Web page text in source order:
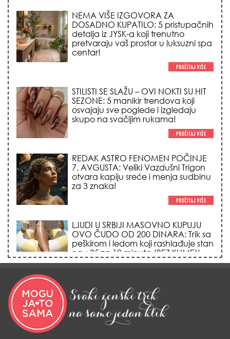
NEMA VIŠE IZGOVORA ZA
DOSADNO KUPATILO: 5 pristupačnih
detalja iz JYSK-a koji trenutno
pretvaraju vaš prostor u luksuzni spa
centar!
STILISTI SE SLAŽU – OVI NOKTI SU HIT
SEZONE: 5 manikir trendova koji
osvajaju sve poglede i izgledaju
skupo na svačijim rukama!
REDAK ASTRO FENOMEN POČINJE
7. AVGUSTA: Veliki Vazdušni Trigon
otvara kapiju sreće i menja sudbinu
za 3 znaka!
LJUDI U SRBIJI MASOVNO KUPUJU
OVO ČUDO OD 200 DINARA: Trik sa
peškirom i ledom koji rashlađuje stan
na +35 za 10 minuta (BEZ KLIME)!
DATUMI KOJI MENJAJU SUDBINU:
Ošišajte se OVIH dana u mesecu
ako želite da vam kosa raste kao iz
vode i privučete novu ljubav!